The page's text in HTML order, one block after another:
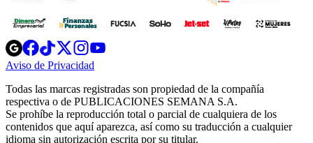
Opens
in
new
Opens
in
new
Opens
in
new
window
Opens
new
windowwindow
Aviso de Privacidad
new
window
Todas las marcas registradas son propiedad de la compañía
respectiva o de PUBLICACIONES SEMANA S.A.
Se prohíbe la reproducción total o parcial de cualquiera de los
contenidos que aquí aparezca, así como su traducción a cualquier
idioma sin autorización escrita por su titular.